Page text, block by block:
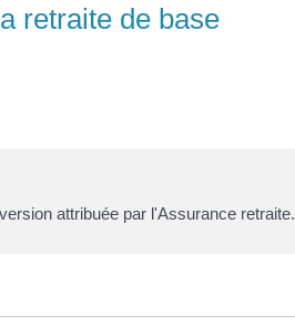
retraite de base
attribuée par l'Assurance retraite.